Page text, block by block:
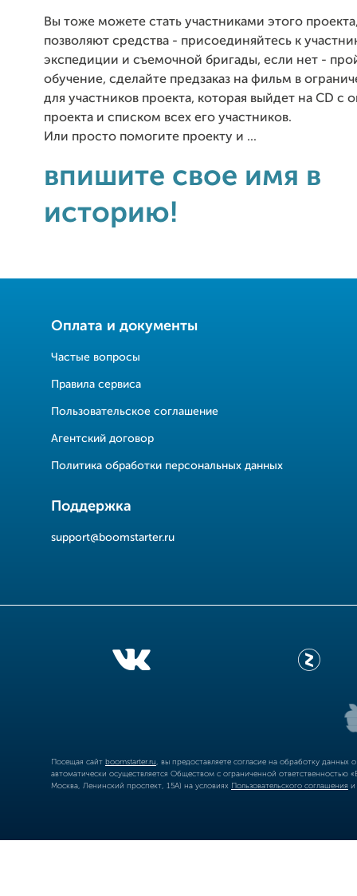
Вы тоже можете стать участниками этого
позволяют средства - присоединяйтесь к
экспедиции и съемочной бригады, если нет -
обучение, сделайте предзаказ на фильм в
для участников проекта, которая выйдет на CD с
проекта и списком всех его участников.
Или просто помогите проекту и ...
впишите свое имя в
историю!
Оплата и документы
Частые вопросы
Правила сервиса
Пользовательское соглашение
Агентский договор
Политика обработки персональных данных
Поддержка
support@boomstarter.ru
Посещая сайт boomstarter.ru , вы предоставляете согласие на обработку
автоматически осуществляется Обществом с ограниченной
Москва, Ленинский проспект, 15А) на условиях Пользовательского соглашения и